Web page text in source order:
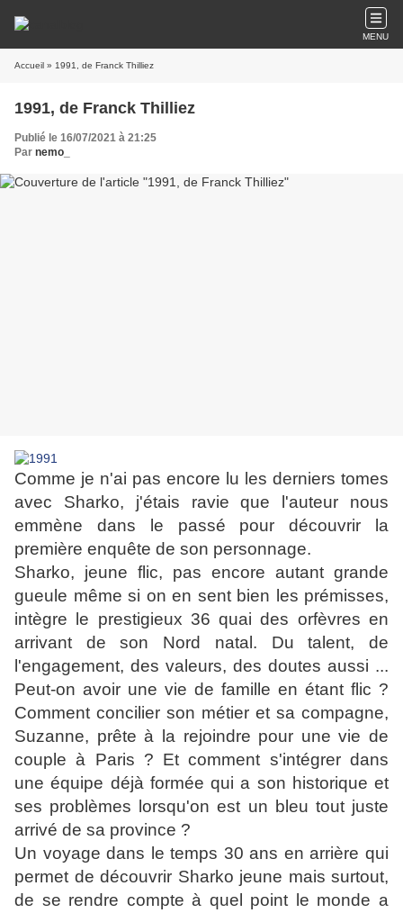
MENU
Accueil » 1991, de Franck Thilliez
1991, de Franck Thilliez
Publié le 16/07/2021 à 21:25
Par nemo_
Comme je n'ai pas encore lu les derniers tomes
avec Sharko, j'étais ravie que l'auteur nous
emmène dans le passé pour découvrir la
première enquête de son personnage.
Sharko, jeune flic, pas encore autant grande
gueule même si on en sent bien les prémisses,
intègre le prestigieux 36 quai des orfèvres en
arrivant de son Nord natal. Du talent, de
l'engagement, des valeurs, des doutes aussi ...
Peut-on avoir une vie de famille en étant flic ?
Comment concilier son métier et sa compagne,
Suzanne, prête à la rejoindre pour une vie de
couple à Paris ? Et comment s'intégrer dans
une équipe déjà formée qui a son historique et
ses problèmes lorsqu'on est un bleu tout juste
arrivé de sa province ?
Un voyage dans le temps 30 ans en arrière qui
permet de découvrir Sharko jeune mais surtout,
de se rendre compte à quel point le monde a